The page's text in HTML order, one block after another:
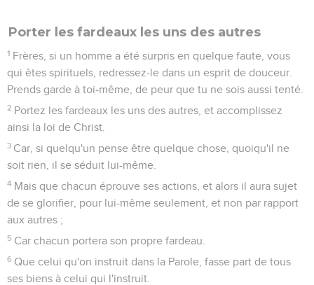
Porter les fardeaux les uns des autres
1 Frères, si un homme a été surpris en quelque faute, vous
qui êtes spirituels, redressez-le dans un esprit de douceur.
Prends garde à toi-même, de peur que tu ne sois aussi tenté.
2 Portez les fardeaux les uns des autres, et accomplissez
ainsi la loi de Christ.
3 Car, si quelqu'un pense être quelque chose, quoiqu'il ne
soit rien, il se séduit lui-même.
4 Mais que chacun éprouve ses actions, et alors il aura sujet
de se glorifier, pour lui-même seulement, et non par rapport
aux autres ;
5 Car chacun portera son propre fardeau.
6 Que celui qu'on instruit dans la Parole, fasse part de tous
ses biens à celui qui l'instruit.